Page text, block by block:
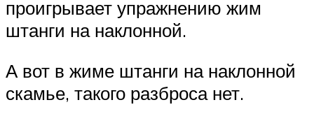
проигрывает упражнению жим
штанги на наклонной.
А вот в жиме штанги на наклонной
скамье, такого разброса нет.